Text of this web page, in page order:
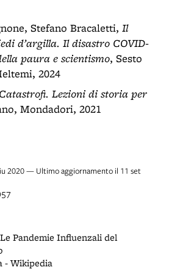
Stefano Bracaletti, Il
d’argilla. Il disastro COVID-
paura e scientismo, Sesto
2024
Catastrofi. Lezioni di storia per
Mondadori, 2021
2020 — Ultimo aggiornamento il 11 set
Pandemie Influenzali del
- Wikipedia